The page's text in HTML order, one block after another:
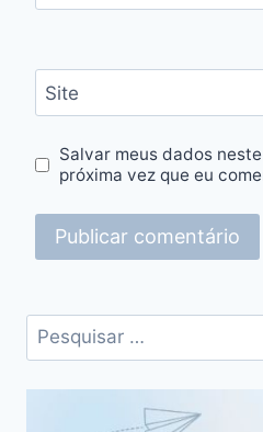
Site
Salvar meus dados
próxima vez que eu
Pesquisar
por: